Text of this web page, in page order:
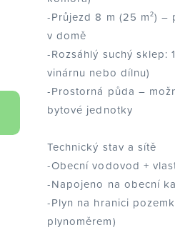
-Průjezd 8 m (25 m²)
v domě
-Rozsáhlý suchý sklep:
vinárnu nebo dílnu)
-Prostorná půda –
bytové jednotky
Technický stav a sítě
-Obecní vodovod +
-Napojeno na obecní
-Plyn na hranici
plynoměrem)